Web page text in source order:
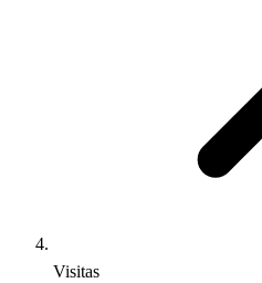
Visitas